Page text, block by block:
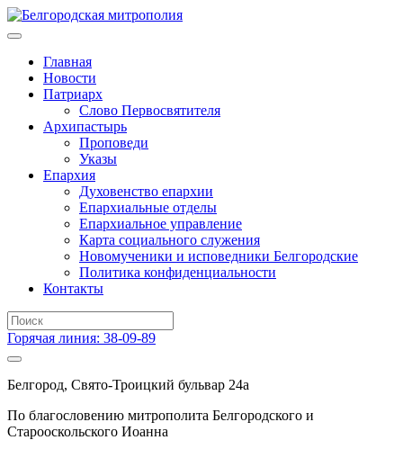
Главная
Новости
Патриарх
Слово Первосвятителя
Архипастырь
Проповеди
Указы
Епархия
Духовенство епархии
Епархиальные отделы
Епархиальное управление
Карта социального служения
Новомученики и исповедники Белгородские
Политика конфиденциальности
Контакты
Горячая линия: 38-09-89
Белгород, Свято-Троицкий бульвар 24а
По благословению митрополита Белгородского и
Старооскольского Иоанна